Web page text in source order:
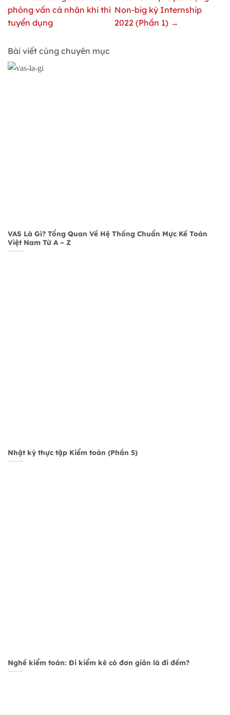
phỏng vấn cá nhân khi thi
tuyển dụng
Non-big kỳ Internship
2022 (Phần 1) →
Bài viết cùng chuyên mục
VAS Là Gì? Tổng Quan Về Hệ Thống Chuẩn Mực Kế Toán
Việt Nam Từ A – Z
Nhật ký thực tập Kiểm toán (Phần 5)
Nghề kiểm toán: Đi kiểm kê có đơn giản là đi đếm?